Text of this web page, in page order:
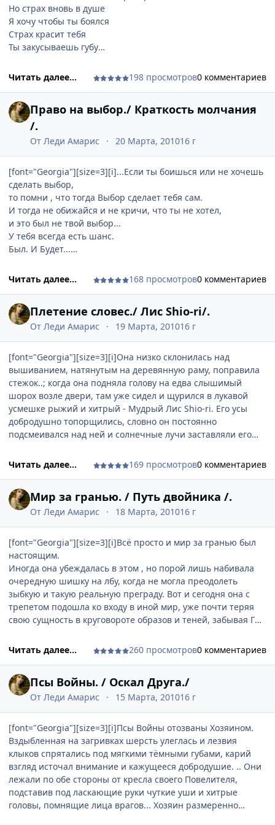
Но страх вновь в душе
Я хочу чтобы ты боялся
Страх красит тебя
Ты закусываешь губу
А я - жду
Пусть слова мои
Вгоняют тебя в пот
И тебя
Сковывает смертный ужас
Дрожь колотит тебя
И ты вновь
Что ты - воин.
Страхом будет тебе любовь...[/i][/size][/font]
Читать далее... 198 просмотров0 комментариев
Право на выбор./ Краткость молчания
/.
От Леди Амарис 20 Марта, 201016 г
[font="Georgia"][size=3][i]...Если ты боишься или не хочешь
сделать выбор,
то помни , что тогда Выбор сделает тебя сам.
И тогда не обижайся и не кричи, что ты не хотел,
и это был не твой выбор...
У тебя всегда есть шанс.
Был. И Будет...
Воспользуйся своим правом на выбор.[/i][/size][/font]
Читать далее... 168 просмотров0 комментариев
Плетение словес./ Лис Shio-ri/.
От Леди Амарис 19 Марта, 201016 г
[font="Georgia"][size=3][i]Она низко склонилась над
вышиванием, натянутым на деревянную раму, поправила
стежок..; когда она подняла голову на едва слышимый
шорох возле двери, там уже сидел и щурился в лукавой
усмешке рыжий и хитрый - Мудрый Лис Shio-ri. Его усы
добродушно топорщились, словно он постоянно
подсмеивался над ней и солнечные лучи заставляли его
Сколько он уже сидел тихий и невидимый на пороге,
наблюдая за ней ?.. - она чуть вздрогнула от
неожиданности, выпрямляясь.
Всецело завладев её вниманием , Лис отточенным
движением мага (или иллюзиониста ) достал вдруг откуда-
то из-за своего пушистого уха большой сочный помидор и
смачно вцепился в него зубами.
- Миледи, вышивка портит ваши глаза и осанку! - перед
обаянием этой бестии было невозможно устоять и она
улыбнулась:
- И что вы предлагаете , мой хитромудрый Друг?
- Имею честь пригласить вас на прогулку по лабиринтам и
садам Догадок, как раз сегодня я нашёл замечательную
тропу всю такую загадочную и таинственную, и, думаю, по
Лис сделал зверскую мордочку, плотоядно схряпал остатки
овоща-томата и задорно подмигнул ей.
Она рассмеялась, встала, потягиваясь, отложила
вышивание в корзиночку для рукоделья на столике.
Выглянула в окно : свежая зелень и пронзительная синева
локоны.
- Почему бы и нет... - произнесла она, делая шаг вслед за
Мудрым Лисом Shio-ri по пути Загадок и Тайн.
Скрипнула дверь... не закрылась до конца... широкий
солнечный луч проник в дом и высветил кресло , на
котором она только что сидела и вышивание на столике,
которое она так внезапно отставила. С полотна, натянутого
Читать далее... 169 просмотров0 комментариев
Мир за гранью. / Путь двойника /.
От Леди Амарис 18 Марта, 201016 г
[font="Georgia"][size=3][i]Всё просто и мир за гранью был
настоящим.
Иногда она убеждалась в этом , но порой лишь набивала
очередную шишку на лбу, когда не могла преодолеть
зыбкую и такую реальную преграду. Вот и сегодня она с
трепетом подошла ко входу в иной мир, уже почти теряя
свою сущность в круговороте образов и теней, забывая ГДЕ
ладонь, погрузилась взглядом в тёплое сияние чьих-то
влекущих глаз... - своих ? Вздрогнула, не выплывая из
тумана предвкушения, сделала шаг вперёд и ... прошла
сквозь Зеркало.
Выйдя с Другой Стороны, она не удержалась, обернулась,
бросив полувзгляд назад и увидела, как досадливо
потирает лоб Та, Другая, которая так и не научилась
проходить сквозь Грань Миров...[/i][/size][/font]
Читать далее... 260 просмотров0 комментариев
Псы Войны. / Оскал Друга./
От Леди Амарис 15 Марта, 201016 г
[font="Georgia"][size=3][i]Псы Войны отозваны Хозяином.
Вздыбленная на загривках шерсть улеглась и лезвия
клыков спрятались под мягкими тёмными губами, карий
взгляд источал внимание и кажущееся добродушие. .. Они
лежали по обе стороны от кресла своего Повелителя,
подставив под ласкающие руки чуткие уши и хитрые
головы, помнящие лица врагов... Хозяин размеренно